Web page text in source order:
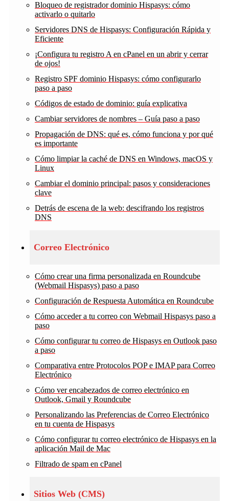
Bloqueo de registrador dominio Hispasys: cómo
activarlo o quitarlo
Servidores DNS de Hispasys: Configuración Rápida y
Eficiente
¡Configura tu registro A en cPanel en un abrir y cerrar
de ojos!
Registro SPF dominio Hispasys: cómo configurarlo
paso a paso
Códigos de estado de dominio: guía explicativa
Cambiar servidores de nombres – Guía paso a paso
Propagación de DNS: qué es, cómo funciona y por qué
es importante
Cómo limpiar la caché de DNS en Windows, macOS y
Linux
Cambiar el dominio principal: pasos y consideraciones
clave
Detrás de escena de la web: descifrando los registros
DNS
Correo Electrónico
Cómo crear una firma personalizada en Roundcube
(Webmail Hispasys) paso a paso
Configuración de Respuesta Automática en Roundcube
Cómo acceder a tu correo con Webmail Hispasys paso a
paso
Cómo configurar tu correo de Hispasys en Outlook paso
a paso
Comparativa entre Protocolos POP e IMAP para Correo
Electrónico
Cómo ver encabezados de correo electrónico en
Outlook, Gmail y Roundcube
Personalizando las Preferencias de Correo Electrónico
en tu cuenta de Hispasys
Cómo configurar tu correo electrónico de Hispasys en la
aplicación Mail de Mac
Filtrado de spam en cPanel
Sitios Web (CMS)